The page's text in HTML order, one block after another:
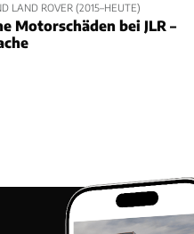
LAND ROVER (2015–HEUTE)
Motorschäden bei JLR –